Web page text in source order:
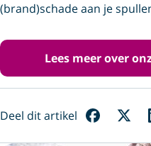
(brand)schade aan je
Lees meer over
Deel dit artikel